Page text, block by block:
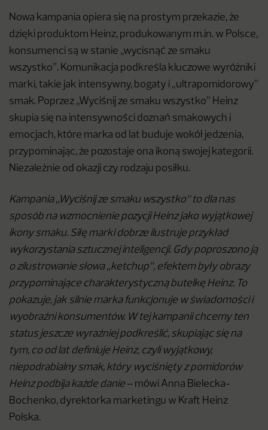
Nowa kampania opiera się na prostym przekazie, że
dzięki produktom Heinz, produkowanym m.in. w Polsce,
konsumenci są w stanie „wycisnąć ze smaku
wszystko”. Komunikacja podkreśla kluczowe wyróżniki
marki, takie jak intensywny, bogaty i „ultrapomidorowy”
smak. Poprzez „Wyciśnij ze smaku wszystko” Heinz
skupia się na intensywności doznań smakowych i
emocjach, które marka od lat buduje wokół jedzenia,
przypominając, że pozostaje ona ikoną swojej kategorii.
Niezależnie od okazji czy rodzaju posiłku.
Kampania „Wyciśnij ze smaku wszystko” to dla nas
sposób na wzmocnienie pozycji Heinz jako wyjątkowej
ikony smaku. Siłę marki dobrze ilustruje przykład
wykorzystania sztucznej inteligencji. Gdy poproszono ją
o zilustrowanie słowa „ketchup”, efektem były obrazy
przypominające charakterystyczną butelkę Heinz. To
pokazuje, jak silnie marka funkcjonuje w świadomości i
wyobraźni konsumentów. W tej kampanii chcemy ten
status jeszcze wyraźniej podkreślić, skupiając się na
tym, co od lat definiuje Heinz, czyli wyjątkowy,
niepodrabialny smak, który wyciśnięty z pomidorów
Heinz podbija każde danie – mówi Anna Bielecka-
Bochenko, dyrektorka marketingu w Kraft Heinz
Polska.